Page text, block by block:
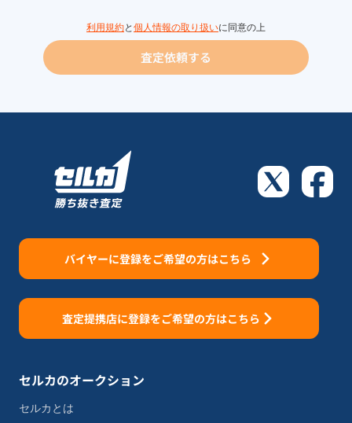
利用規約と 個人情報の取り扱いに同意の上
査定依頼する
バイヤーに登録をご希望の方はこちら
査定提携店に登録をご希望の方はこちら
セルカのオークション
セルカとは